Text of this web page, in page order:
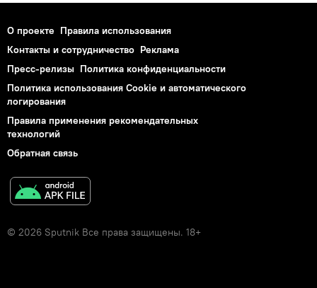
О проекте Правила использования
Контакты и сотрудничество Реклама
Пресс-релизы Политика конфиденциальности
Политика использования Cookie и автоматического
логирования
Правила применения рекомендательных
технологий
Обратная связь
© 2026 Sputnik Все права защищены. 18+